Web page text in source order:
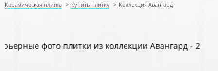
Керамическая плитка > Купить плитку > Коллекция Авангард